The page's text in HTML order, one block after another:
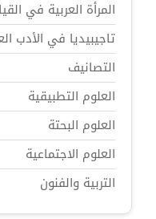
المرأة العربية في
تاجيبيديا في الأدب
التصانيف
العلوم التطبيقية
العلوم البحتة
العلوم الاجتماعية
التربية والفنون